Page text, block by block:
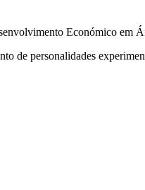
Económico em
de personalidades